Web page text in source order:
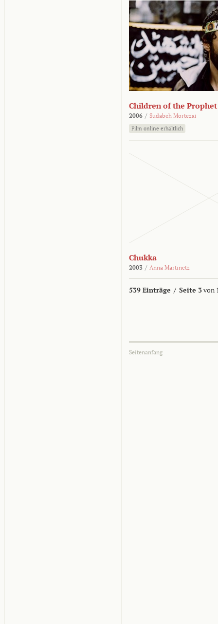
Children of the Prophet
2006 / Sudabeh Mortezai
Film online erhältlich
Chukka
2003 / Anna Martinetz
539 Einträge / Seite 3von
Seitenanfang